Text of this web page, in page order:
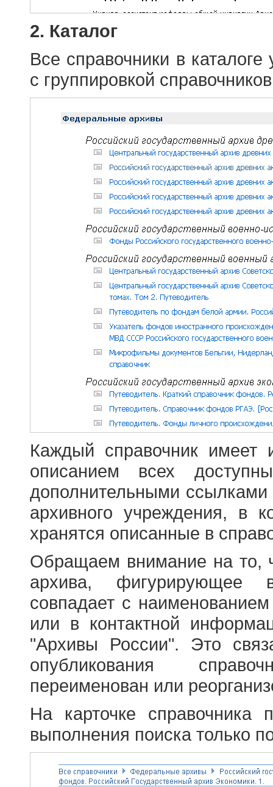
2. Каталог
Все справочники в
с группировкой
Каждый справочник имеет
описанием всех
дополнительными
архивного учреждения, в
хранятся описанные в
Обращаем внимание на то,
архива, фигурирующее
совпадает с
или в контактной
"Архивы России". Это
опубликования
переименован или
На карточке справочника
выполнения поиска только